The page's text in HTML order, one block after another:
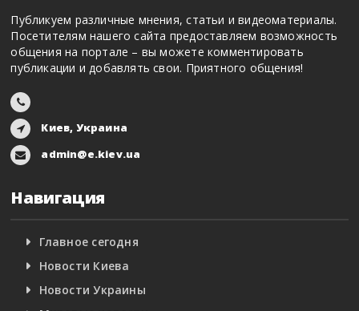
Публикуем различные мнения, статьи и видеоматериалы.
Посетителям нашего сайта предоставляем возможность
общения на портале – вы можете комментировать
публикации и добавлять свои. Приятного общения!
Киев, Украина
admin@e.kiev.ua
Навигация
Главное сегодня
Новости Киева
Новости Украины